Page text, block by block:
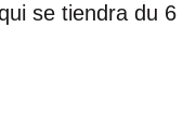
se tiendra du 6